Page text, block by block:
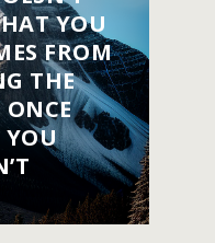
YOU
FROM
THE